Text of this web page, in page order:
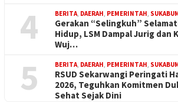
4 BERITA, DAERAH, PEMERINTAH,
Gerakan “Selingkuh”
Hidup, LSM Dampal Jurig dan
Wuj…
5 BERITA, DAERAH, PEMERINTAH,
RSUD Sekarwangi Peringati
2026, Teguhkan Komitmen
Sehat Sejak Dini